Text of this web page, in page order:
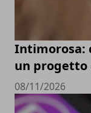
Intimorosa:
un progetto
08/11/2026